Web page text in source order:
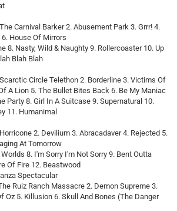
Carnival Barker 2. Abusement Park 3. Grrr! 4.
House Of Mirrors
8. Nasty, Wild & Naughty 9. Rollercoaster 10. Up
Blah Blah
Circle Telethon 2. Borderline 3. Victims Of
A Lion 5. The Bullet Bites Back 6. Be My Maniac
Party 8. Girl In A Suitcase 9. Supernatural 10.
11. Humanimal
2. Devilium 3. Abracadaver 4. Rejected 5.
At Tomorrow
8. I'm Sorry I'm Not Sorry 9. Bent Outta
Of Fire 12. Beastwood
Spectacular
Ruiz Ranch Massacre 2. Demon Supreme 3.
Oz 5. Killusion 6. Skull And Bones (The Danger